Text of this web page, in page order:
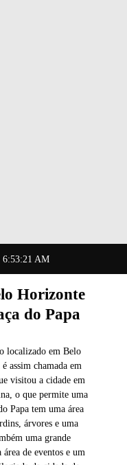
6:53:22 AM
Horizonte
do Papa
localizado em Belo
assim chamada em
visitou a cidade em
o que permite uma
Papa tem uma área
árvores e uma
uma grande
de eventos e um